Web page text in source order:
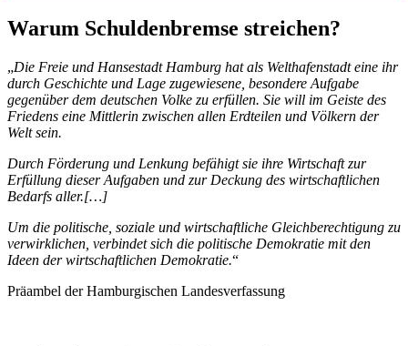
Warum Schuldenbremse streichen?
„Die Freie und Hansestadt Hamburg hat als Welthafenstadt eine ihr
durch Geschichte und Lage zugewiesene, besondere Aufgabe
gegenüber dem deutschen Volke zu erfüllen. Sie will im Geiste des
Friedens eine Mittlerin zwischen allen Erdteilen und Völkern der
Welt sein.
Durch Förderung und Lenkung befähigt sie ihre Wirtschaft zur
Erfüllung dieser Aufgaben und zur Deckung des wirtschaftlichen
Bedarfs aller.[…]
Um die politische, soziale und wirtschaftliche Gleichberechtigung zu
verwirklichen, verbindet sich die politische Demokratie mit den
Ideen der wirtschaftlichen Demokratie.“
Präambel der Hamburgischen Landesverfassung